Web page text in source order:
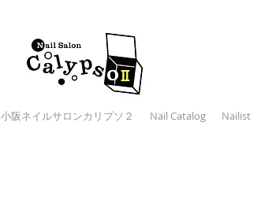
小阪ネイルサロンカリプソ２ Nail Catalog Nailist